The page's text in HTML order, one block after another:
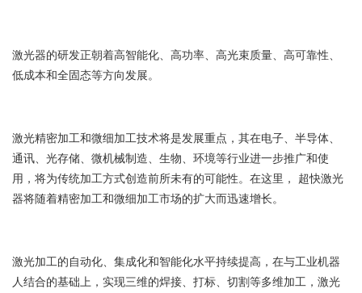
激光器的研发正朝着高智能化、高功率、高光束质量、高可靠性、
低成本和全固态等方向发展。
激光精密加工和微细加工技术将是发展重点，其在电子、半导体、
通讯、光存储、微机械制造、生物、环境等行业进一步推广和使
用，将为传统加工方式创造前所未有的可能性。在这里， 超快激光
器将随着精密加工和微细加工市场的扩大而迅速增长。
激光加工的自动化、集成化和智能化水平持续提高，在与工业机器
人结合的基础上，实现三维的焊接、打标、切割等多维加工，激光